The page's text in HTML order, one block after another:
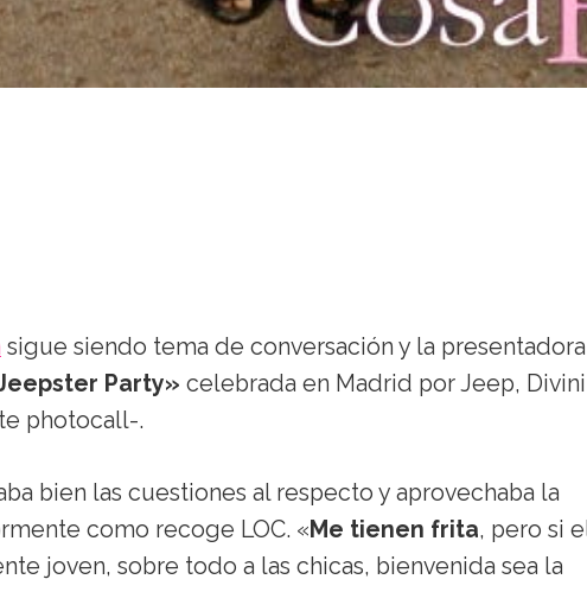
sigue siendo tema de conversación y la
Party» celebrada en Madrid por Jeep,
photocall-.
bien las cuestiones al respecto y aprovechaba la
como recoge LOC. «Me tienen frita, pero si
joven, sobre todo a las chicas, bienvenida sea la